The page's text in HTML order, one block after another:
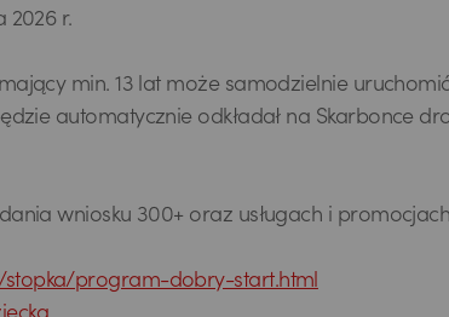
2026 r.
min. 13 lat może samodzielnie
automatycznie odkładał na Skarbonce
wniosku 300+ oraz usługach i
program-dobry-start.html